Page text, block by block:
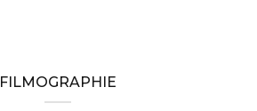
FILMOGRAPHIE